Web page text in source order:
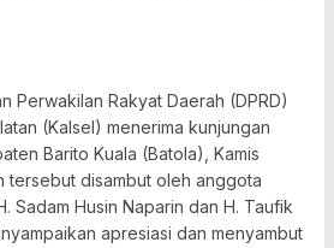
Perwakilan Rakyat Daerah (DPRD)
(Kalsel) menerima kunjungan
Barito Kuala (Batola), Kamis
tersebut disambut oleh anggota
Sadam Husin Naparin dan H. Taufik
apresiasi dan menyambut